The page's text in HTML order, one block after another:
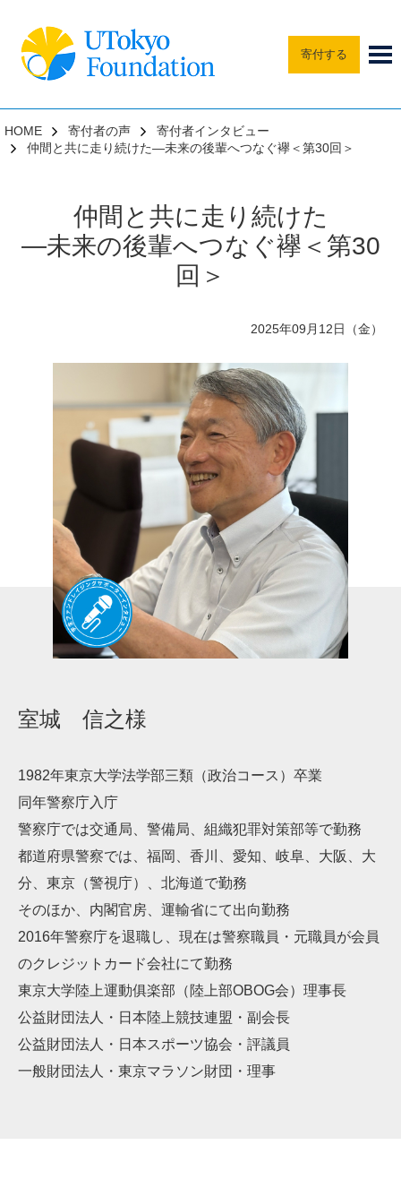
寄付する
HOME 寄付者の声
寄付者インタビュー
仲間と共に走り続けた―未来の後輩へつなぐ襷＜第30回＞
仲間と共に走り続けた
―未来の後輩へつなぐ襷＜第30
回＞
2025年09月12日（金）
室城 信之様
1982年東京大学法学部三類（政治コース）卒業
同年警察庁入庁
警察庁では交通局、警備局、組織犯罪対策部等で勤務
都道府県警察では、福岡、香川、愛知、岐阜、大阪、大
分、東京（警視庁）、北海道で勤務
そのほか、内閣官房、運輸省にて出向勤務
2016年警察庁を退職し、現在は警察職員・元職員が会員
のクレジットカード会社にて勤務
東京大学陸上運動俱楽部（陸上部OBOG会）理事長
公益財団法人・日本陸上競技連盟・副会長
公益財団法人・日本スポーツ協会・評議員
一般財団法人・東京マラソン財団・理事